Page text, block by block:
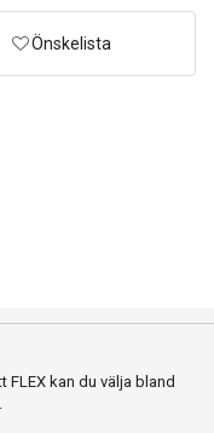
Önskelista
FLEX kan du välja bland